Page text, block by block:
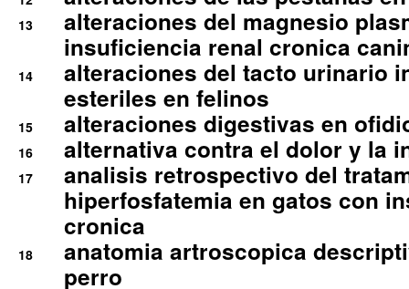
13
alteraciones del magnesio
insuficiencia renal cronica
14
alteraciones del tacto urinario
esteriles en felinos
15 alteraciones digestivas en
16 alternativa contra el dolor y la
17
analisis retrospectivo del
hiperfosfatemia en gatos con
cronica
18
anatomia artroscopica
perro